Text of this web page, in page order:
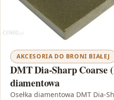
AKCESORIA DO BRONI BIAŁEJ
DMT Dia-Sharp Coarse
diamentowa
Osełka diamentowa DMT Dia-